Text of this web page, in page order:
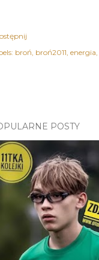
broń broń2011 energia
POSTY